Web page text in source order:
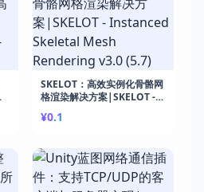
SKELOT：高效实例化骨骼网
格渲染解决方案|SKELOT -
Rendering v3.0 (5.7)
¥0.1